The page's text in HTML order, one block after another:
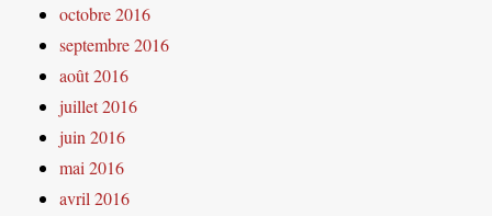
octobre 2016
septembre 2016
août 2016
juillet 2016
juin 2016
mai 2016
avril 2016